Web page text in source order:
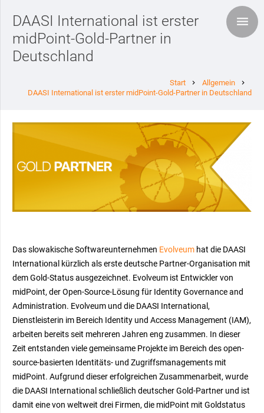
DAASI International ist erster
midPoint-Gold-Partner in
Deutschland
Start chevron_right Allgemein chevron_right
DAASI International ist erster midPoint-Gold-Partner in Deutschland
Das slowakische Softwareunternehmen Evolveum hat die DAASI
International kürzlich als erste deutsche Partner-Organisation mit
dem Gold-Status ausgezeichnet. Evolveum ist Entwickler von
midPoint, der Open-Source-Lösung für Identity Governance and
Administration. Evolveum und die DAASI International,
Dienstleisterin im Bereich Identity und Access Management (IAM),
arbeiten bereits seit mehreren Jahren eng zusammen. In dieser
Zeit entstanden viele gemeinsame Projekte im Bereich des open-
source-basierten Identitäts- und Zugriffsmanagements mit
midPoint. Aufgrund dieser erfolgreichen Zusammenarbeit, wurde
die DAASI International schließlich deutscher Gold-Partner und ist
damit eine von weltweit drei Firmen, die midPoint mit Goldstatus